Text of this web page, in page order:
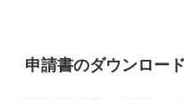
申請書のダウンロー